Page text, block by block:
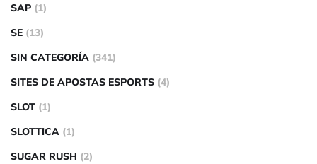
SAP (1)
SE (13)
SIN CATEGORÍA (341)
SITES DE APOSTAS ESPORTS (4)
SLOT (1)
SLOTTICA (1)
SUGAR RUSH (2)